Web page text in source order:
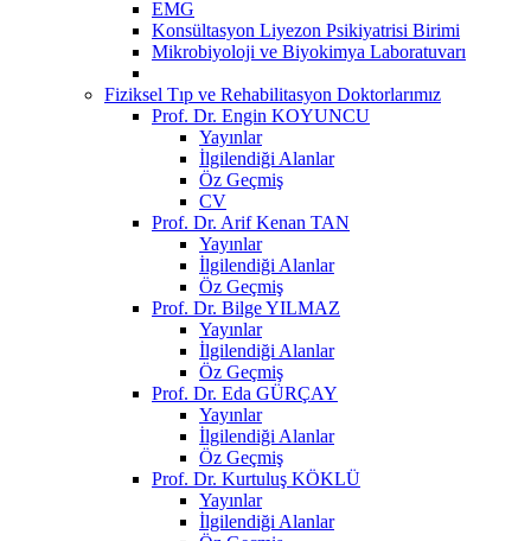
EMG
Konsültasyon Liyezon Psikiyatrisi Birimi
Mikrobiyoloji ve Biyokimya Laboratuvarı
Fiziksel Tıp ve Rehabilitasyon Doktorlarımız
Prof. Dr. Engin KOYUNCU
Yayınlar
İlgilendiği Alanlar
Öz Geçmiş
CV
Prof. Dr. Arif Kenan TAN
Yayınlar
İlgilendiği Alanlar
Öz Geçmiş
Prof. Dr. Bilge YILMAZ
Yayınlar
İlgilendiği Alanlar
Öz Geçmiş
Prof. Dr. Eda GÜRÇAY
Yayınlar
İlgilendiği Alanlar
Öz Geçmiş
Prof. Dr. Kurtuluş KÖKLÜ
Yayınlar
İlgilendiği Alanlar